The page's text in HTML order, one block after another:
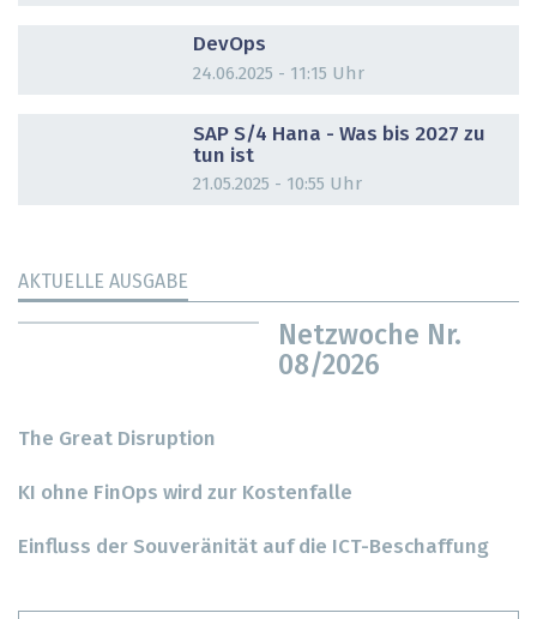
DevOps
24.06.2025 - 11:15 Uhr
SAP S/4 Hana - Was bis 2027 zu
tun ist
21.05.2025 - 10:55 Uhr
AKTUELLE AUSGABE
Netzwoche Nr.
08/2026
The Great Disruption
KI ohne FinOps wird zur Kostenfalle
Einfluss der Souveränität auf die ICT-Beschaffung